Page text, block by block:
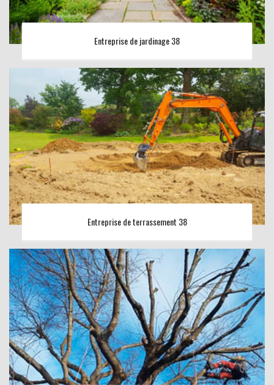
Entreprise de jardinage 38
Entreprise de terrassement 38